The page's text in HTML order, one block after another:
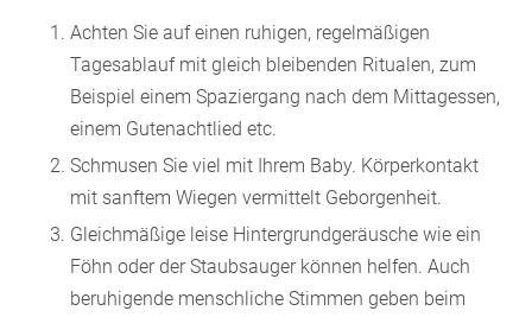
Achten Sie auf einen ruhigen, regelmäßigen
Tagesablauf mit gleich bleibenden Ritualen, zum
Beispiel einem Spaziergang nach dem Mittagessen,
einem Gutenachtlied etc.
Schmusen Sie viel mit Ihrem Baby. Körperkontakt
mit sanftem Wiegen vermittelt Geborgenheit.
Gleichmäßige leise Hintergrundgeräusche wie ein
Föhn oder der Staubsauger können helfen. Auch
beruhigende menschliche Stimmen geben beim